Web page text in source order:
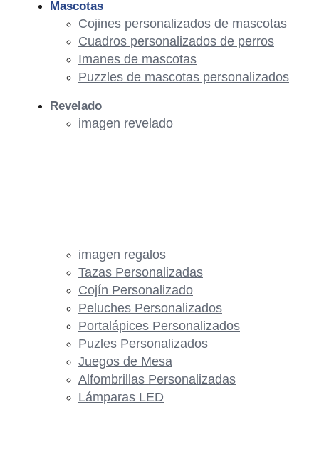
imagen regalos
Tazas Personalizadas
Cojín Personalizado
Peluches Personalizados
Portalápices Personalizados
Puzles Personalizados
Juegos de Mesa
Alfombrillas Personalizadas
Lámparas LED
Mascotas
Cojines personalizados de mascotas
Cuadros personalizados de perros
Imanes de mascotas
Puzzles de mascotas personalizados
Revelado
imagen revelado